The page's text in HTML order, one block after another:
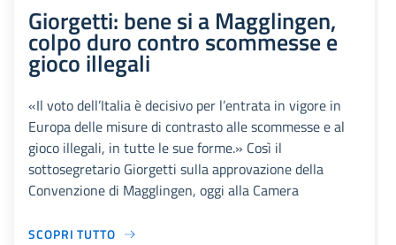
Giorgetti: bene si a Magglingen,
colpo duro contro scommesse e
gioco illegali
«Il voto dell’Italia è decisivo per l’entrata in vigore in
Europa delle misure di contrasto alle scommesse e al
gioco illegali, in tutte le sue forme.» Così il
sottosegretario Giorgetti sulla approvazione della
Convenzione di Magglingen, oggi alla Camera
SCOPRI TUTTO